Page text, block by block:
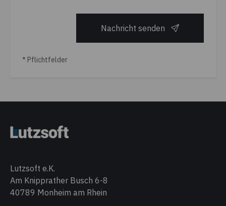
Nachricht senden
* Pflichtfelder
Lutzsoft e.K.
Am Knipprather Busch 6-8
40789 Monheim am Rhein